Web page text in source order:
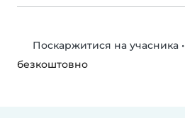
Поскаржитися на учасника•
безкоштовно